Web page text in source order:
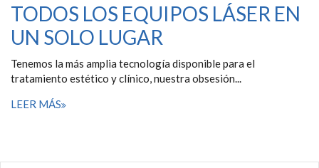
TODOS LOS EQUIPOS LÁSER EN
UN SOLO LUGAR
Tenemos la más amplia tecnología disponible para el
tratamiento estético y clínico, nuestra obsesión...
LEER MÁS